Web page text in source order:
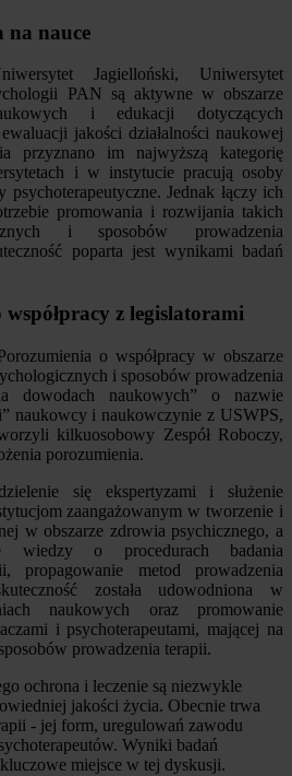
na nauce
Jagielloński, Uniwersytet
PAN są aktywne w obszarze
i edukacji dotyczących
jakości działalności naukowej
przyznano im najwyższą kategorię
i w instytucie pracują osoby
psychoterapeutyczne. Jednak łączy ich
promowania i rozwijania takich
i sposobów prowadzenia
poparta jest wynikami badań
z legislatorami
o współpracy w obszarze
i sposobów prowadzenia
dowodach naukowych” o nazwie
naukowcy i naukowczynie z USWPS,
kilkuosobowy Zespół Roboczy,
porozumienia.
się ekspertyzami i służenie
zaangażowanym w tworzenie i
w obszarze zdrowia psychicznego, a
wiedzy o procedurach badania
propagowanie metod prowadzenia
została udowodniona w
naukowych oraz promowanie
i psychoterapeutami, mającej na
prowadzenia terapii.
ochrona i leczenie są niezwykle
jakości życia. Obecnie trwa
- jej form, uregulowań zawodu
Wyniki badań
miejsce w tej dyskusji.